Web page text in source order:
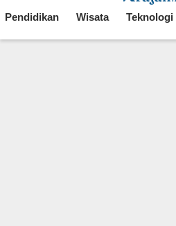
Mobile
Pendidikan Wisata Teknologi